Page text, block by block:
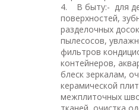
4. В быту:- для
поверхностей,
разделочных
пылесосов,
фильтров
контейнеров,
блеск зеркалам,
керамической
межплиточных